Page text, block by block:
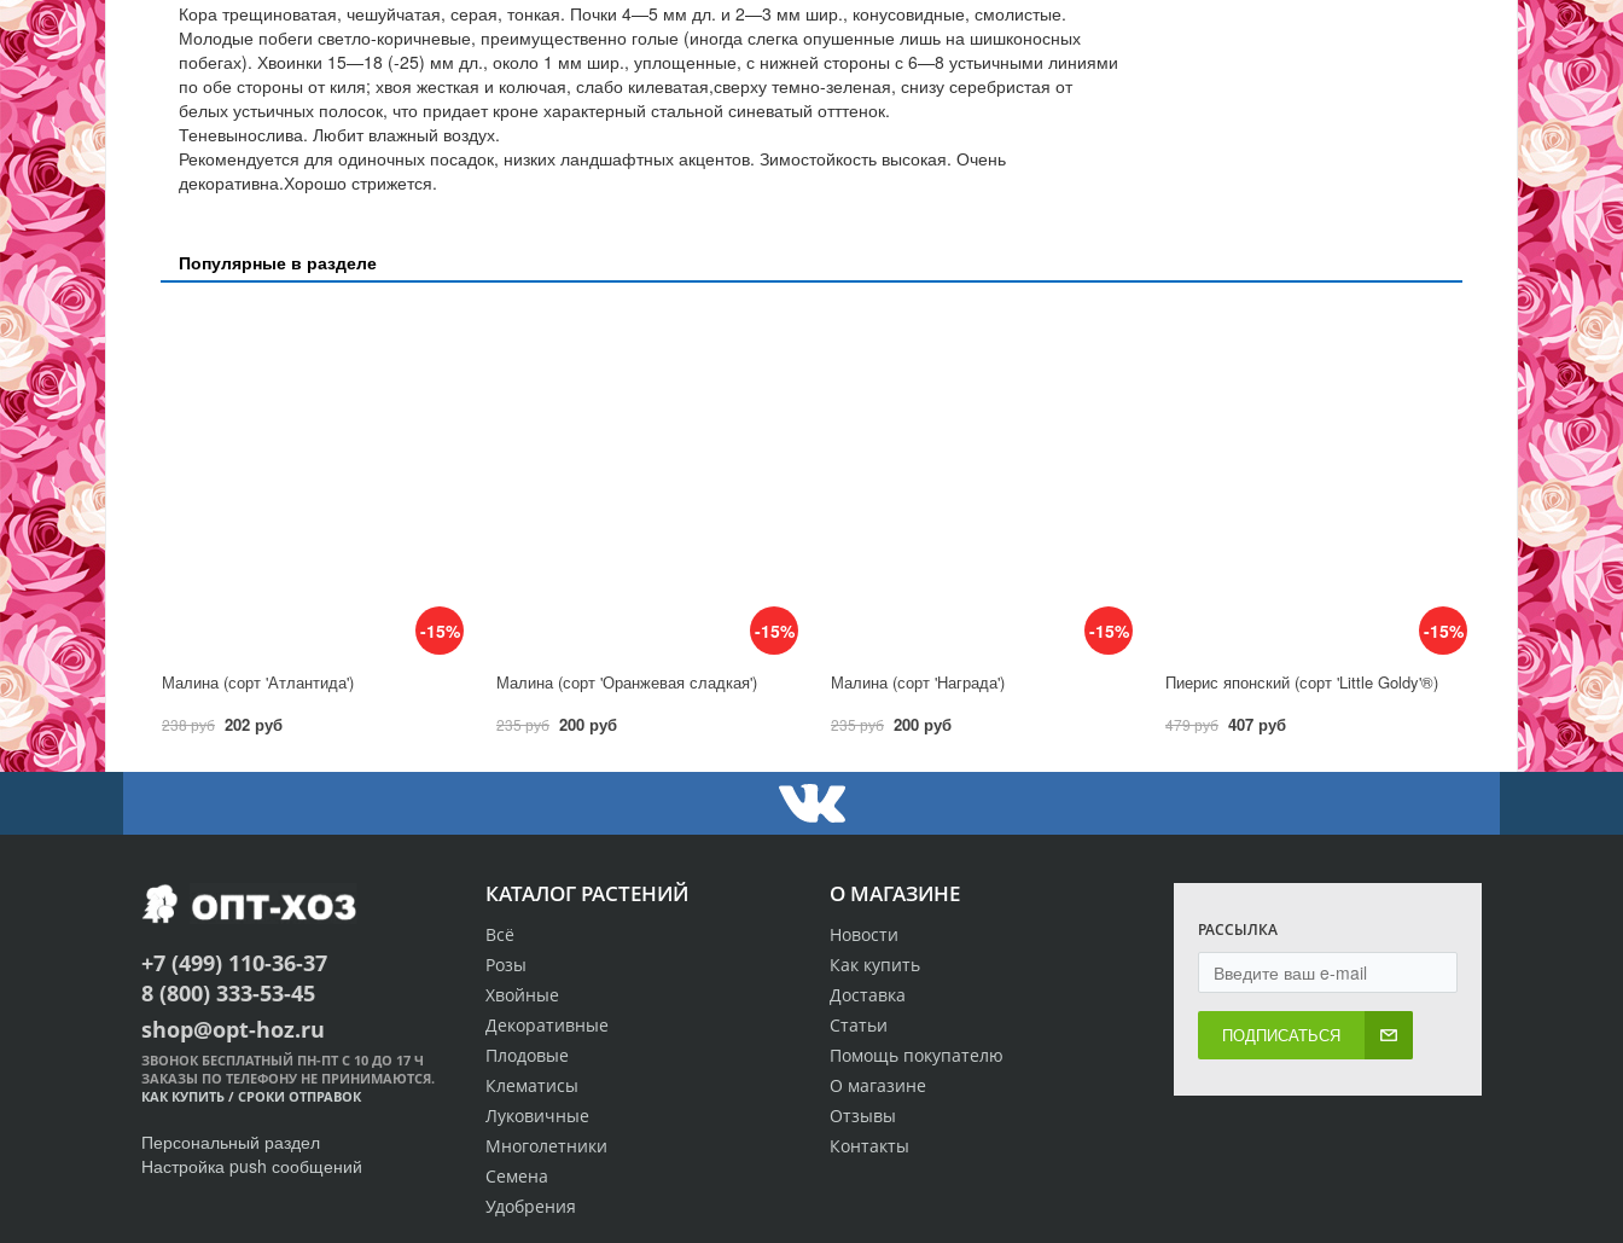
Кора трещиноватая, чешуйчатая, серая, тонкая. Почки 4—5 мм дл. и 2—3 мм шир., конусовидные, смолистые.
Молодые побеги светло-коричневые, преимущественно голые (иногда слегка опушенные лишь на шишконосных
побегах). Хвоинки 15—18 (-25) мм дл., около 1 мм шир., уплощенные, с нижней стороны с 6—8 устьичными линиями
по обе стороны от киля; хвоя жесткая и колючая, слабо килеватая,сверху темно-зеленая, снизу серебристая от
белых устьичных полосок, что придает кроне характерный стальной синеватый отттенок.
Теневынослива. Любит влажный воздух.
Рекомендуется для одиночных посадок, низких ландшафтных акцентов. Зимостойкость высокая. Очень
декоративна.Хорошо стрижется.
Популярные в разделе
-15%
Малина (сорт 'Атлантида')
238 руб 202 руб
-15%
Малина (сорт 'Оранжевая сладкая')
235 руб 200 руб
-15%
Малина (сорт 'Награда')
235 руб 200 руб
-15%
Пиерис японский (сорт 'Little Goldy'®)
479 руб 407 руб
О МАГАЗИНЕ
Новости
Как купить
Доставка
Статьи
Помощь покупателю
О магазине
Отзывы
Контакты
КАТАЛОГ РАСТЕНИЙ
Всё
Розы
Хвойные
Декоративные
Плодовые
Клематисы
Луковичные
Многолетники
Семена
Удобрения
РАССЫЛКА
ПОДПИСАТЬСЯ
+7 (499) 110-36-37
8 (800) 333-53-45
shop@opt-hoz.ru
ЗВОНОК БЕСПЛАТНЫЙ ПН-ПТ С 10 ДО 17 Ч
ЗАКАЗЫ ПО ТЕЛЕФОНУ НЕ ПРИНИМАЮТСЯ.
КАК КУПИТЬ / СРОКИ ОТПРАВОК
Персональный раздел
Настройка push сообщений